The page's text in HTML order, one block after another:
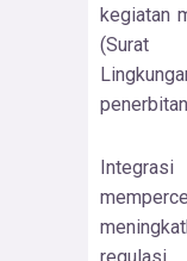
kegiatan
(Surat